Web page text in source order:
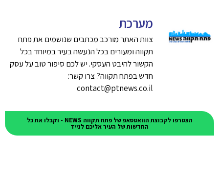
מערכת
צוות האתר מורכב מכתבים שנושמים את פתח
תקווה ומעורים בכל הנעשה בעיר במיוחד בכל
הקשור להיבט העסקי. יש לכם סיפור טוב על עסק
חדש בפתח תקווה? צרו קשר:
contact@ptnews.co.il
הצטרפו לקבוצת הוואטסאפ של פתח תקווה NEWS - וקבלו את כל
החדשות של העיר אליכם לנייד